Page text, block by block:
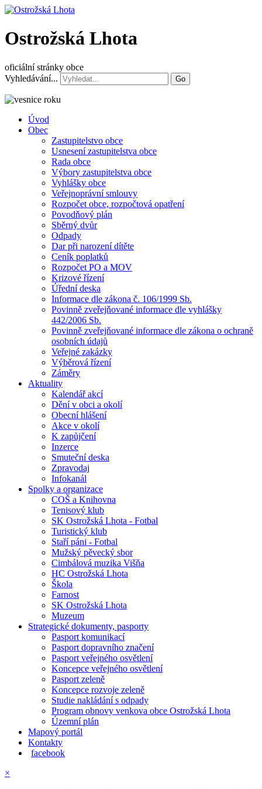
Ostrožská Lhota
oficiální stránky obce
Vyhledávání...
Go
Úvod
Obec
Zastupitelstvo obce
Usnesení zastupitelstva obce
Rada obce
Výbory zastupitelstva obce
Vyhlášky obce
Veřejnoprávní smlouvy
Rozpočet obce, rozpočtová opatření
Povodňový plán
Sběrný dvůr
Odpady
Dar při narození dítěte
Ceník poplatků
Rozpočet PO a MOV
Krizové řízení
Úřední deska
Informace dle zákona č. 106/1999 Sb.
Povinně zveřejňované informace dle vyhlášky
442/2006 Sb.
Povinně zveřejňované informace dle zákona o ochraně
osobních údajů
Veřejné zakázky
Výběrová řízení
Záměry
Aktuality
Kalendář akcí
Dění v obci a okolí
Obecní hlášení
Akce v okolí
K zapůjčení
Inzerce
Smuteční deska
Zpravodaj
Infokanál
Spolky a organizace
COŠ a Knihovna
Tenisový klub
SK Ostrožská Lhota - Fotbal
Turistický klub
Staří páni - Fotbal
Mužský pěvecký sbor
Cimbálová muzika Višňa
HC Ostrožská Lhota
Škola
Farnost
SK Ostrožská Lhota
Muzeum
Strategické dokumenty, pasporty
Pasport komunikací
Pasport dopravního značení
Pasport veřejného osvětlení
Koncepce veřejného osvětlení
Pasport zeleně
Koncepce rozvoje zeleně
Studie nakládání s odpady
Program obnovy venkova obce Ostrožská Lhota
Územní plán
Mapový portál
Kontakty
facebook
×